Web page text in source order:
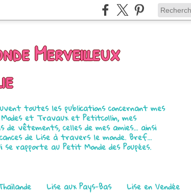
Merveilleux
toutes les publications concernant mes
et Travaux et Petitcollin, mes
de vêtements, celles de mes amies... ainsi
de Lise à travers le monde. Bref...
rapporte au Petit Monde des Poupées.
Lise aux Pays-Bas Lise en Vendée